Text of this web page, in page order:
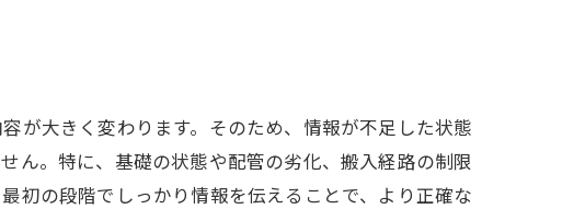
が大きく変わります。そのため、情報が不足した状態
ん。特に、基礎の状態や配管の劣化、搬入経路の制限
初の段階でしっかり情報を伝えることで、より正確な